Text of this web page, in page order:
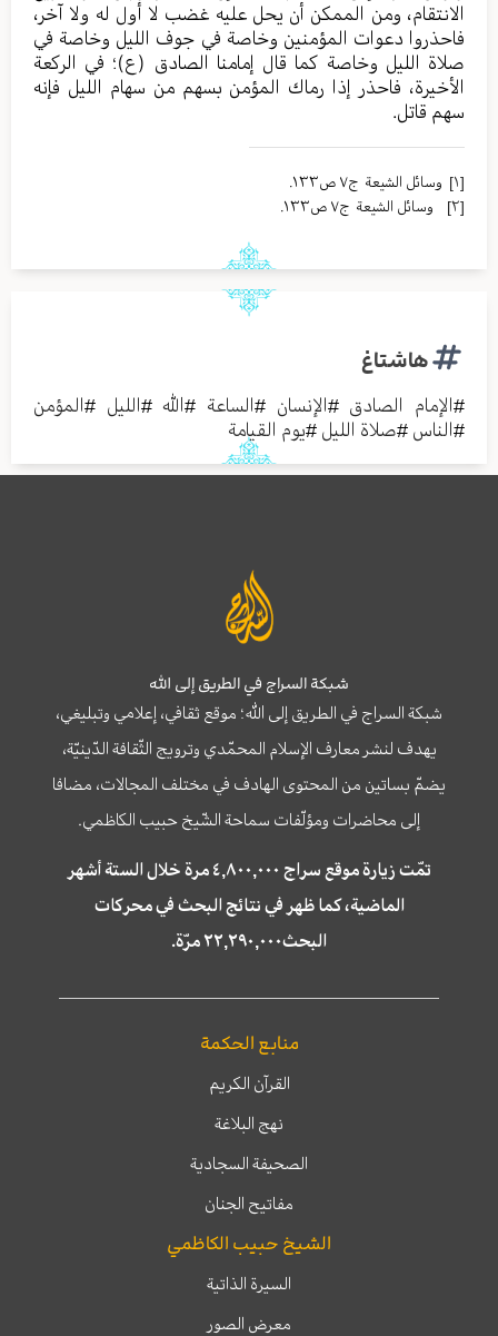
الانتقام، ومن الممكن أن يحل عليه غضب لا أول له ولا آخر،
فاحذروا دعوات المؤمنين وخاصة في جوف الليل وخاصة في
صلاة الليل وخاصة كما قال إمامنا الصادق (ع)؛ في الركعة
الأخيرة، فاحذر إذا رماك المؤمن بسهم من سهام الليل فإنه
سهم قاتل.
[۱]
وسائل الشیعة ج٧ ص١٣٣.
[۲]
وسائل الشیعة ج٧ ص١٣٣.
هاشتاغ
#الإمام الصادق #الإنسان #الساعة #الله#الليل #المؤمن
#الناس #صلاة الليل #يوم القيامة
شبكة السراج في الطريق إلى الله
شبكة السراج في الطريق إلى الله؛ موقع ثقافي، إعلامي وتبليغي،
يهدف لنشر معارف الإسلام المحمّدي وترويج الثّقافة الدّينيّة،
يضمّ بساتين من المحتوى الهادف في مختلف المجالات، مضافا
إلى محاضرات ومؤلّفات سماحة الشّيخ حبيب الكاظمي.
تمّت زيارة موقع سراج ٤,٨٠٠,٠٠٠ مرة خلال الستة أشهر
الماضية، كما ظهر في نتائج البحث في محركات
البحث٢٢,٢٩٠,٠٠٠ مرّة.
منابع الحكمة
القرآن الكريم
نهج البلاغة
الصحيفة السجادية
مفاتيح الجنان
الشيخ حبيب الكاظمي
السيرة الذاتية
معرض الصور